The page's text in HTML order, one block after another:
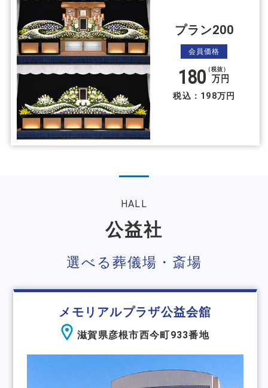
プラン200
会員価格
180 （税抜）
万円
税込：198万円
HALL
公益社
選べる葬儀場・斎場
メモリアルプラザ公益会舘
滋賀県彦根市西今町933番地